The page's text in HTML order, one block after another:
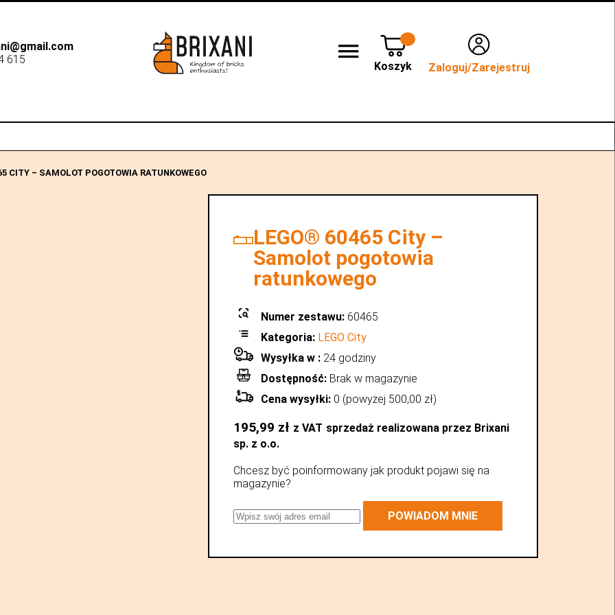
615
Koszyk Zaloguj/Zarejestruj
CITY – SAMOLOT POGOTOWIA RATUNKOWEGO
LEGO® 60465 City –
Samolot pogotowia
ratunkowego
Numer zestawu: 60465
Kategoria: LEGO City
Wysyłka w : 24 godziny
Dostępność: Brak w magazynie
Cena wysyłki: 0 (powyżej 500,00 zł)
195,99 zł z VAT sprzedaż realizowana przez Brixani
sp. z o.o.
Chcesz być poinformowany jak produkt pojawi się na
magazynie?
POWIADOM MNIE